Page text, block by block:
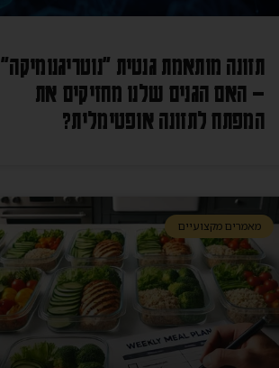
תזונה מותאמת גנטית "נוטריגנומיקה"
– האם הגנים שלנו מחזיקים את
המפתח לתזונה אופטימלית?
מאמרים מקצועיים